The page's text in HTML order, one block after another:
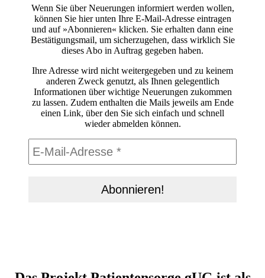
Wenn Sie über Neuerungen informiert werden wollen,
können Sie hier unten Ihre E-Mail-Adresse eintragen
und auf »Abonnieren« klicken. Sie erhalten dann eine
Bestätigungsmail, um sicherzugehen, dass wirklich Sie
dieses Abo in Auftrag gegeben haben.
Ihre Adresse wird nicht weitergegeben und zu keinem
anderen Zweck genutzt, als Ihnen gelegentlich
Informationen über wichtige Neuerungen zukommen
zu lassen. Zudem enthalten die Mails jeweils am Ende
einen Link, über den Sie sich einfach und schnell
wieder abmelden können.